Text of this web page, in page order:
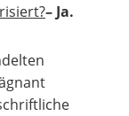
– Ja.